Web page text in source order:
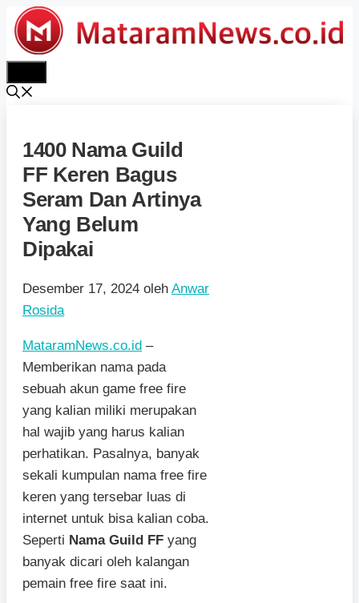
Langsung
ke
isi
1400 Nama Guild
FF Keren Bagus
Seram Dan Artinya
Yang Belum
Dipakai
Desember 17, 2024 oleh Anwar
Rosida
MataramNews.co.id –
Memberikan nama pada
sebuah akun game free fire
yang kalian miliki merupakan
hal wajib yang harus kalian
perhatikan. Pasalnya, banyak
sekali kumpulan nama free fire
keren yang tersebar luas di
internet untuk bisa kalian coba.
Seperti Nama Guild FF yang
banyak dicari oleh kalangan
pemain free fire saat ini.